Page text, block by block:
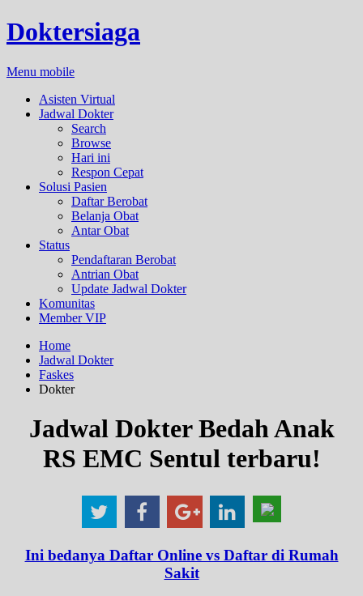
Doktersiaga
Menu mobile
Asisten Virtual
Jadwal Dokter
Search
Browse
Hari ini
Respon Cepat
Solusi Pasien
Daftar Berobat
Belanja Obat
Antar Obat
Status
Pendaftaran Berobat
Antrian Obat
Update Jadwal Dokter
Komunitas
Member VIP
Home
Jadwal Dokter
Faskes
Dokter
Jadwal Dokter Bedah Anak
RS EMC Sentul terbaru!
Ini bedanya Daftar Online vs Daftar di Rumah
Sakit